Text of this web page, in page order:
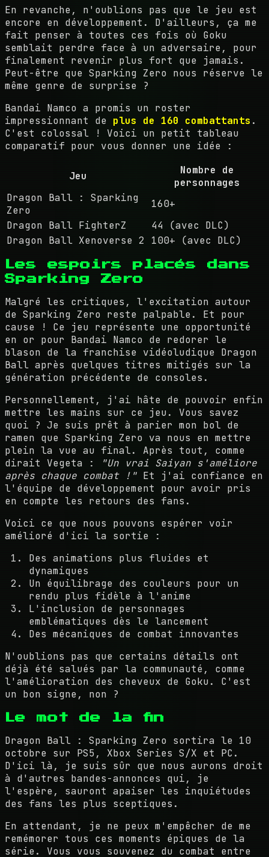
En revanche, n'oublions pas que le jeu est
encore en développement. D'ailleurs, ça me
fait penser à toutes ces fois où Goku
semblait perdre face à un adversaire, pour
finalement revenir plus fort que jamais.
Peut-être que Sparking Zero nous réserve le
même genre de surprise ?
Bandai Namco a promis un roster
impressionnant de plus de 160 combattants .
C'est colossal ! Voici un petit tableau
comparatif pour vous donner une idée :
Jeu
Nombre de
personnages
Dragon Ball : Sparking
Zero
160+
Dragon Ball FighterZ
44 (avec DLC)
Dragon Ball Xenoverse 2
100+ (avec DLC)
Les espoirs placés dans
Sparking Zero
Malgré les critiques, l'excitation autour
de Sparking Zero reste palpable. Et pour
cause ! Ce jeu représente une opportunité
en or pour Bandai Namco de redorer le
blason de la franchise vidéoludique Dragon
Ball après quelques titres mitigés sur la
génération précédente de consoles.
Personnellement, j'ai hâte de pouvoir enfin
mettre les mains sur ce jeu. Vous savez
quoi ? Je suis prêt à parier mon bol de
ramen que Sparking Zero va nous en mettre
plein la vue au final. Après tout, comme
dirait Vegeta :
"Un vrai Saiyan s'améliore
après chaque combat !" Et j'ai confiance en
l'équipe de développement pour avoir pris
en compte les retours des fans.
Voici ce que nous pouvons espérer voir
amélioré d'ici la sortie :
Des animations plus fluides et
dynamiques
Un équilibrage des couleurs pour un
rendu plus fidèle à l'anime
L'inclusion de personnages
emblématiques dès le lancement
Des mécaniques de combat innovantes
N'oublions pas que certains détails ont
déjà été salués par la communauté, comme
l'amélioration des cheveux de Goku. C'est
un bon signe, non ?
Le mot de la fin
Dragon Ball : Sparking Zero sortira le 10
octobre sur PS5, Xbox Series S/X et PC.
D'ici là, je suis sûr que nous aurons droit
à d'autres bandes-annonces qui, je
l'espère, sauront apaiser les inquiétudes
des fans les plus sceptiques.
En attendant, je ne peux m'empêcher de me
remémorer tous ces moments épiques de la
série. Vous vous souvenez du combat entre